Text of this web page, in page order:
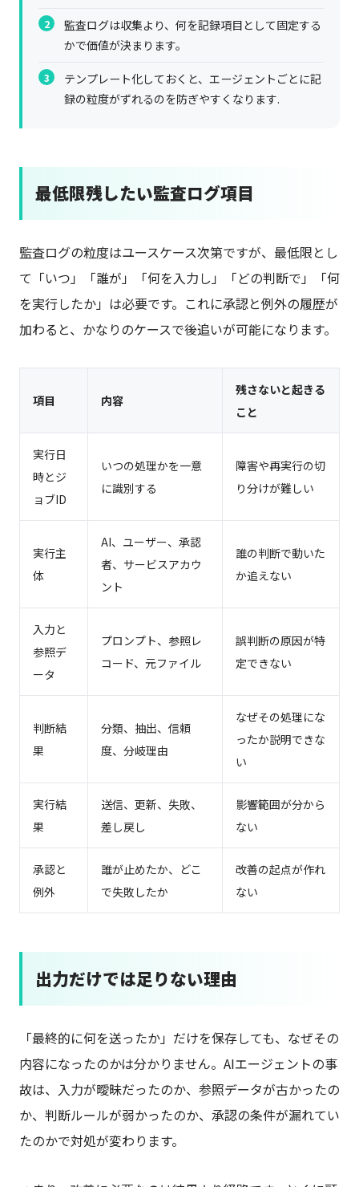
監査ログは収集より、何を記録項目として固定する
かで価値が決まります。
テンプレート化しておくと、エージェントごとに記
録の粒度がずれるのを防ぎやすくなります.
最低限残したい監査ログ項目
監査ログの粒度はユースケース次第ですが、最低限とし
て「いつ」「誰が」「何を入力し」「どの判断で」「何
を実行したか」は必要です。これに承認と例外の履歴が
加わると、かなりのケースで後追いが可能になります。
項目 内容
残さないと起きる
こと
実行日
時とジ
ョブID
いつの処理かを一意
に識別する
障害や再実行の切
り分けが難しい
実行主
体
AI、ユーザー、承認
者、サービスアカウ
ント
誰の判断で動いた
か追えない
入力と
参照デ
ータ
プロンプト、参照レ
コード、元ファイル
誤判断の原因が特
定できない
判断結
果
分類、抽出、信頼
度、分岐理由
なぜその処理にな
ったか説明できな
い
実行結
果
送信、更新、失敗、
差し戻し
影響範囲が分から
ない
承認と
例外
誰が止めたか、どこ
で失敗したか
改善の起点が作れ
ない
出力だけでは足りない理由
「最終的に何を送ったか」だけを保存しても、なぜその
内容になったのかは分かりません。AIエージェントの事
故は、入力が曖昧だったのか、参照データが古かったの
か、判断ルールが弱かったのか、承認の条件が漏れてい
たのかで対処が変わります。